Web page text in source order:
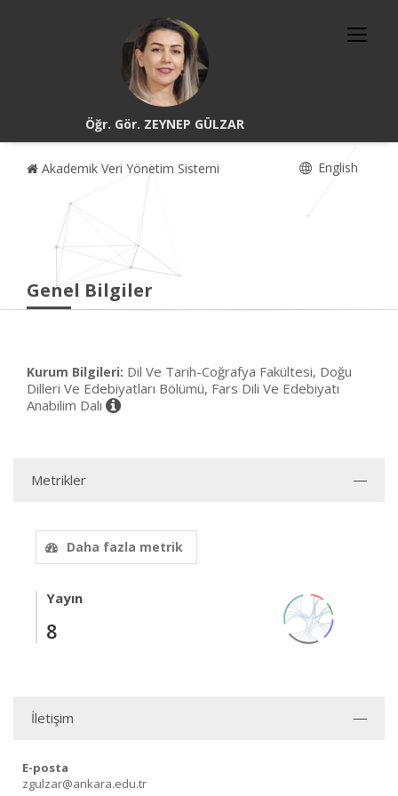
Öğr. Gör. ZEYNEP GÜLZAR
Akademik Veri Yönetim Sistemi English
Genel Bilgiler
Kurum Bilgileri: Dil Ve Tarih-Coğrafya Fakültesi, Doğu
Dilleri Ve Edebiyatları Bölümü, Fars Dili Ve Edebiyatı
Anabilim Dalı
Metrikler
Daha fazla metrik
Yayın
8
İletişim
E-posta
zgulzar@ankara.edu.tr